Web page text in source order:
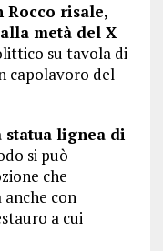
Rocco risale,
metà del X
su tavola di
capolavoro del
lignea di
si può
che
con
a cui